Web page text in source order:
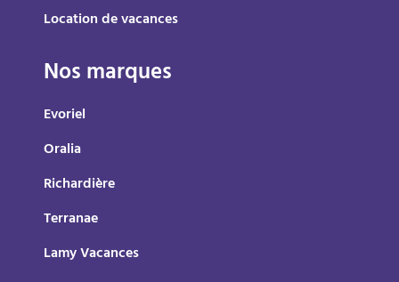
Location de vacances
Nos marques
Evoriel
Oralia
Richardière
Terranae
Lamy Vacances